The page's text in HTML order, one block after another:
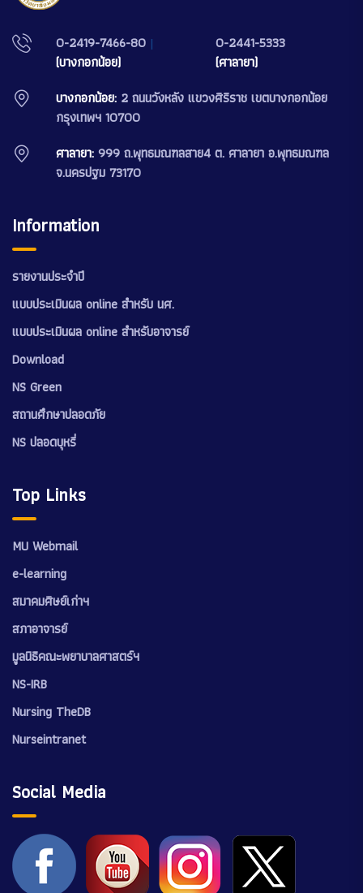
0-2419-7466-80 |
(บางกอกน้อย)
0-2441-5333
(ศาลายา)
บางกอกน้อย: 2 ถนนวังหลัง แขวงศิริราช เขตบางกอกน้อย
กรุงเทพฯ 10700
ศาลายา: 999 ถ.พุทธมณฑลสาย4 ต. ศาลายา อ.พุทธมณฑล
จ.นครปฐม 73170
Information
รายงานประจำปี
แบบประเมินผล online สำหรับ นศ.
แบบประเมินผล online สำหรับอาจารย์
Download
NS Green
สถานศึกษาปลอดภัย
NS ปลอดบุหรี่
Top Links
MU Webmail
e-learning
สมาคมศิษย์เก่าฯ
สภาอาจารย์
มูลนิธิคณะพยาบาลศาสตร์ฯ
NS-IRB
Nursing TheDB
Nurseintranet
Social Media